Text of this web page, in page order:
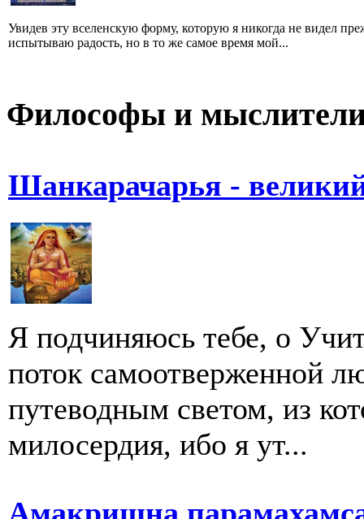
Увидев эту вселенскую форму, которую я никогда не видел
испытываю радость, но в то же самое время мой...
Философы и
Шанкарачарья -
Я подчиняюсь тебе, о
поток самоотверженной
путеводным светом, из
милосердия, ибо я ут...